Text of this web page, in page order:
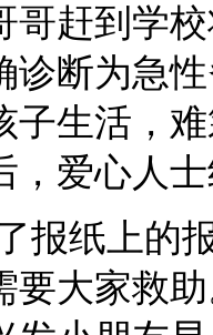
哥赶到学
诊断为急
子生活，
，爱心人
纸上的报
要大家救